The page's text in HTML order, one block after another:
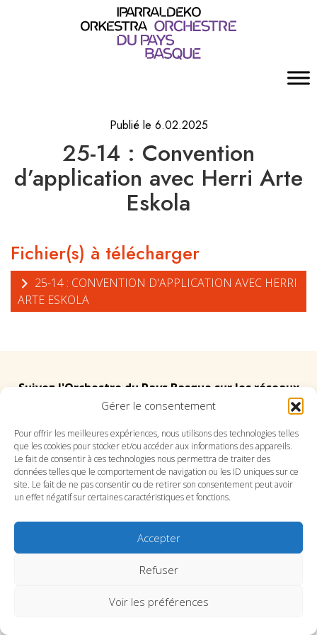
Gérer le consentement
Pour offrir les meilleures expériences, nous utilisons des technologies telles
que les cookies pour stocker et/ou accéder aux informations des appareils.
Le fait de consentir à ces technologies nous permettra de traiter des
données telles que le comportement de navigation ou les ID uniques sur ce
site. Le fait de ne pas consentir ou de retirer son consentement peut avoir
un effet négatif sur certaines caractéristiques et fonctions.
Accepter
Refuser
Voir les préférences
Publié le 6.02.2025
25-14 : Convention
d’application avec Herri Arte
Eskola
Fichier(s) à télécharger
25-14 : CONVENTION D'APPLICATION AVEC HERRI
ARTE ESKOLA
Suivez l'Orchestre du Pays Basque sur les réseaux
Suivez le conservatoire du Pays Basque sur les
réseaux
SITE DU CONSERVATOIRE